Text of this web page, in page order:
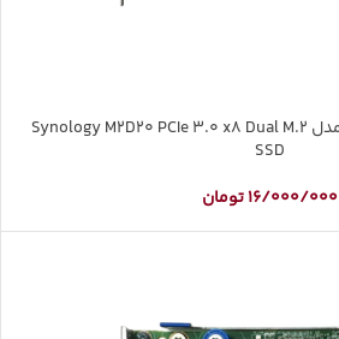
کارت آداپتور سینولوژی مدل Synology M2D20 PCIe 3.0 x8 Dual M.2
SSD
16/000/000 تومان